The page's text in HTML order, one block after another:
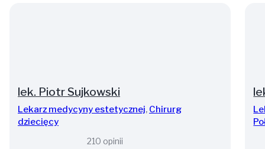
lek. Piotr Sujkowski
Lekarz medycyny estetycznej, Chirurg
dziecięcy
210 opinii